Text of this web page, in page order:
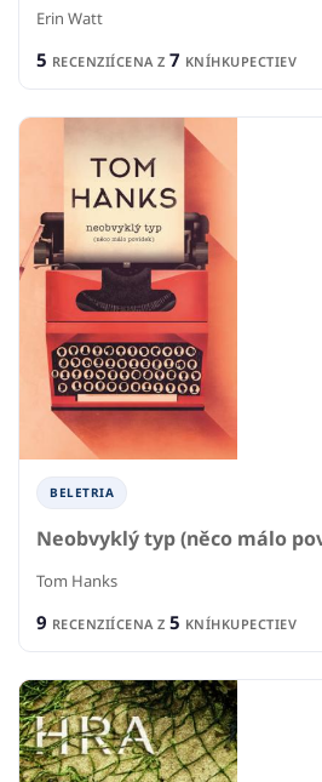
Erin Watt
5 RECENZIÍCENA Z 7 KNÍHKUPECTIEV
BELETRIA
Neobvyklý typ (něco málo
Tom Hanks
9 RECENZIÍCENA Z 5 KNÍHKUPECTIEV